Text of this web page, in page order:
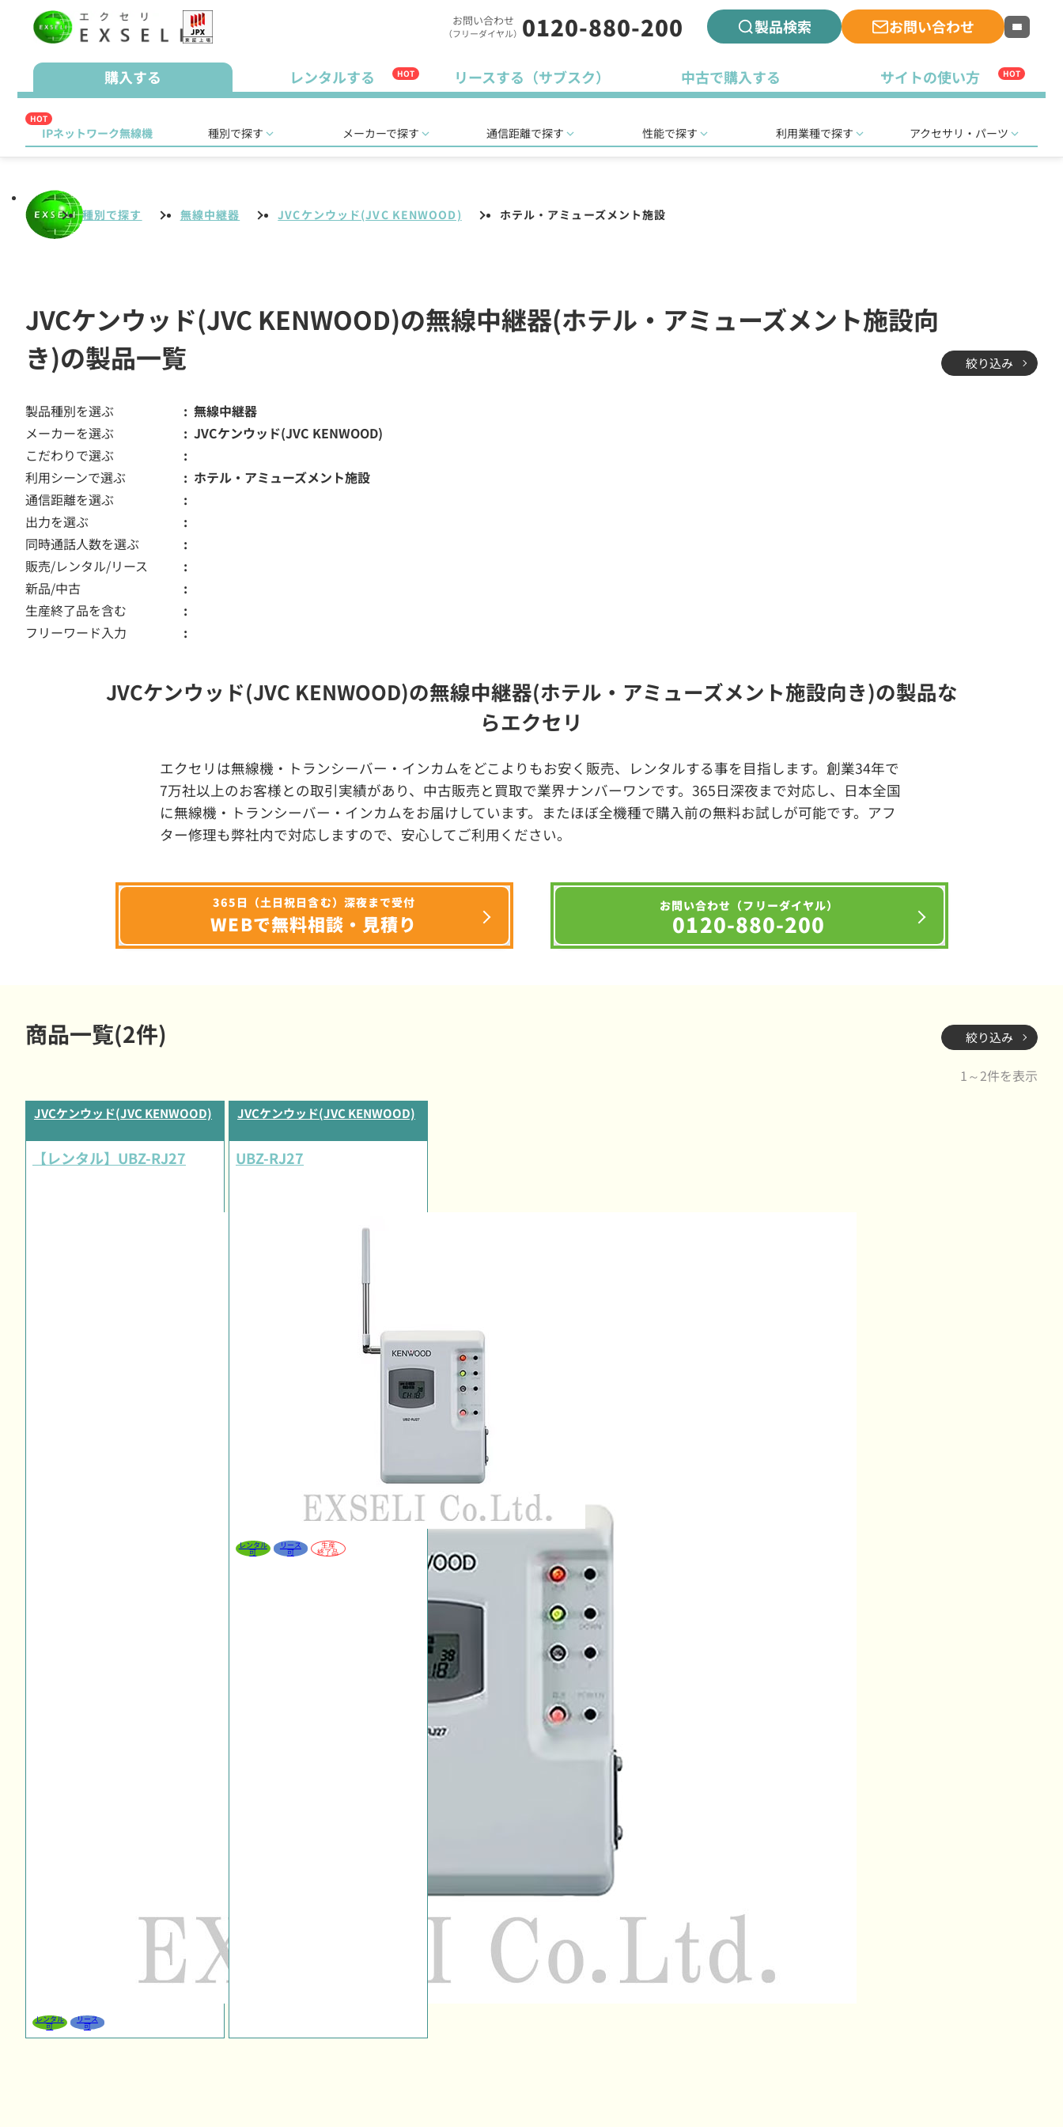
お問い合わせ
（フリーダイヤル） 0120-880-200 製品検索 お問い合わせ
購入する レンタルする HOT リースする（サブスク） 中古で購入する サイトの使い方 HOT
HOT
IPネットワーク無線機 種別で探す メーカーで探す 通信距離で探す 性能で探す 利用業種で探す アクセサリ・パーツ
種別で探す 無線中継器 JVCケンウッド(JVC KENWOOD) ホテル・アミューズメント施設
JVCケンウッド(JVC KENWOOD)の無線中継器(ホテル・アミューズメント施設向
き)の製品一覧
絞り込み
製品種別を選ぶ
無線中継器
メーカーを選ぶ
JVCケンウッド(JVC KENWOOD)
こだわりで選ぶ
利用シーンで選ぶ
ホテル・アミューズメント施設
通信距離を選ぶ
出力を選ぶ
同時通話人数を選ぶ
販売/レンタル/リース
新品/中古
生産終了品を含む
フリーワード入力
JVCケンウッド(JVC KENWOOD)の無線中継器(ホテル・アミューズメント施設向き)の製品な
らエクセリ
エクセリは無線機・トランシーバー・インカムをどこよりもお安く販売、レンタルする事を目指します。創業34年で
7万社以上のお客様との取引実績があり、中古販売と買取で業界ナンバーワンです。365日深夜まで対応し、日本全国
に無線機・トランシーバー・インカムをお届けしています。またほぼ全機種で購入前の無料お試しが可能です。アフ
ター修理も弊社内で対応しますので、安心してご利用ください。
365日（土日祝日含む）深夜まで受付
WEBで無料相談・見積り
お問い合わせ（フリーダイヤル）
0120-880-200
商品一覧(2件) 絞り込み
1～2件を表示
JVCケンウッド(JVC KENWOOD)
【レンタル】UBZ-RJ27
レンタル
可
リース
可
JVCケンウッド(JVC KENWOOD)
UBZ-RJ27
レンタル
可
リース
可
生産
終了品